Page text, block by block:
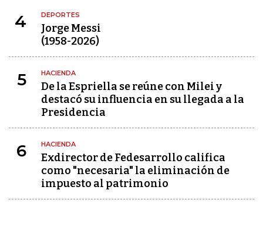
4 DEPORTES
Jorge Messi
(1958-2026)
5 HACIENDA
De la Espriella se reúne con Milei y
destacó su influencia en su llegada a la
Presidencia
6 HACIENDA
Exdirector de Fedesarrollo califica
como "necesaria" la eliminación de
impuesto al patrimonio